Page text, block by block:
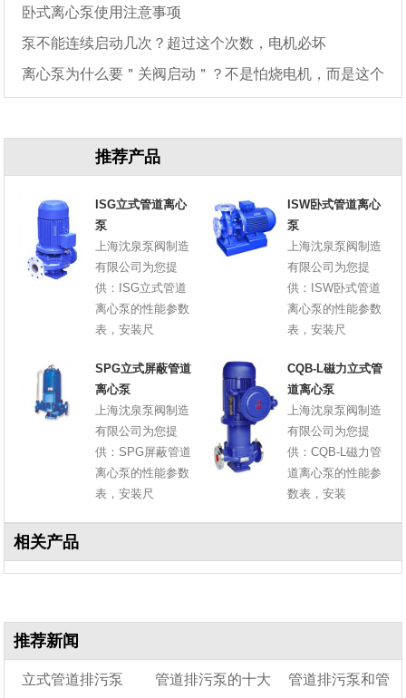
卧式离心泵使用注意事项
泵不能连续启动几次？超过这个次数，电机必坏
离心泵为什么要＂关阀启动＂？不是怕烧电机，而是这个
推荐产品
ISG立式管道离心
泵
上海沈泉泵阀制造
有限公司为您提
供：ISG立式管道
离心泵的性能参数
表，安装尺
ISW卧式管道离心
泵
上海沈泉泵阀制造
有限公司为您提
供：ISW卧式管道
离心泵的性能参数
表，安装尺
SPG立式屏蔽管道
离心泵
上海沈泉泵阀制造
有限公司为您提
供：SPG屏蔽管道
离心泵的性能参数
表，安装尺
CQB-L磁力立式管
道离心泵
上海沈泉泵阀制造
有限公司为您提
供：CQB-L磁力管
道离心泵的性能参
数表，安装
相关产品
推荐新闻
立式管道排污泵 管道排污泵的十大 管道排污泵和管